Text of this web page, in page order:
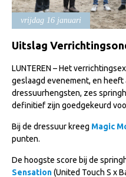
Import registratie
Veulenregistratie
I&R Registratie
Informatie overschrijven
Formulier overschrijven
Animal Health
Gids voor Goede
Tarievenlijst
vrijdag 16 januari
Uitslag
LUNTEREN – Het
geslaagd evenement, en
dressuurhengsten, zes
definitief zijn goedgekeurd
Bij de dressuur kreeg Magic
punten.
De hoogste score bij de
Sensation(United Touch S x